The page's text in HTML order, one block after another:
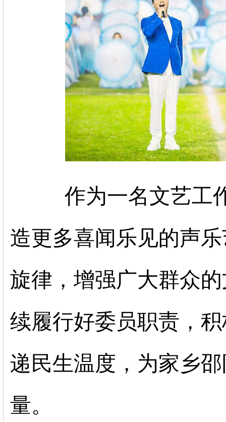
作为一名文艺工作
造更多喜闻乐见的声
旋律，增强广大群众
续履行好委员职责，
递民生温度，为家乡
量。